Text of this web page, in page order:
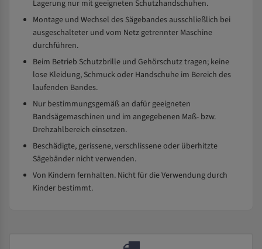
Lagerung nur mit geeigneten Schutzhandschuhen.
Montage und Wechsel des Sägebandes ausschließlich bei
ausgeschalteter und vom Netz getrennter Maschine
durchführen.
Beim Betrieb Schutzbrille und Gehörschutz tragen; keine
lose Kleidung, Schmuck oder Handschuhe im Bereich des
laufenden Bandes.
Nur bestimmungsgemäß an dafür geeigneten
Bandsägemaschinen und im angegebenen Maß- bzw.
Drehzahlbereich einsetzen.
Beschädigte, gerissene, verschlissene oder überhitzte
Sägebänder nicht verwenden.
Von Kindern fernhalten. Nicht für die Verwendung durch
Kinder bestimmt.